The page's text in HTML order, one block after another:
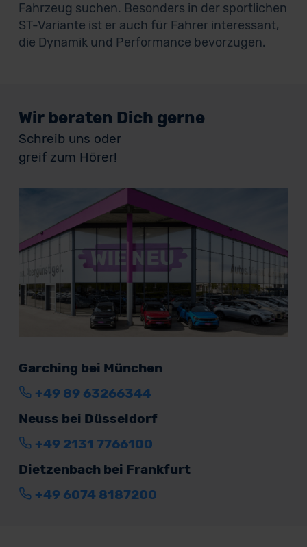
Fahrzeug suchen. Besonders in der sportlichen
ST-Variante ist er auch für Fahrer interessant,
die Dynamik und Performance bevorzugen.
Wir beraten Dich gerne
Schreib uns oder
greif zum Hörer!
Garching bei München
+49 89 63266344
Neuss bei Düsseldorf
+49 2131 7766100
Dietzenbach bei Frankfurt
+49 6074 8187200